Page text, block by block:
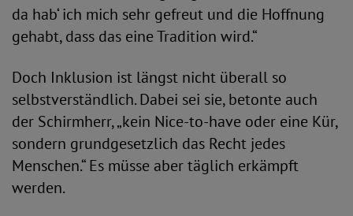
da hab‘ ich mich sehr gefreut und die Hoffnung
gehabt, dass das eine Tradition wird.“
Doch Inklusion ist längst nicht überall so
selbstverständlich. Dabei sei sie, betonte auch
der Schirmherr, „kein Nice-to-have oder eine Kür,
sondern grundgesetzlich das Recht jedes
Menschen.“ Es müsse aber täglich erkämpft
werden.